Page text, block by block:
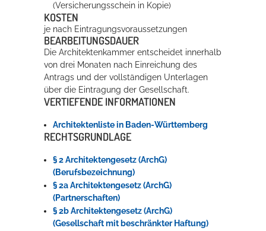
(Versicherungsschein in Kopie)
KOSTEN
je nach Eintragungsvoraussetzungen
BEARBEITUNGSDAUER
Die Architektenkammer entscheidet innerhalb
von drei Monaten nach Einreichung des
Antrags und der vollständigen Unterlagen
über die Eintragung der Gesellschaft.
VERTIEFENDE INFORMATIONEN
Architektenliste in Baden-Württemberg
RECHTSGRUNDLAGE
§ 2 Architektengesetz (ArchG)
(Berufsbezeichnung)
§ 2a Architektengesetz (ArchG)
(Partnerschaften)
§ 2b Architektengesetz (ArchG)
(Gesellschaft mit beschränkter Haftung)